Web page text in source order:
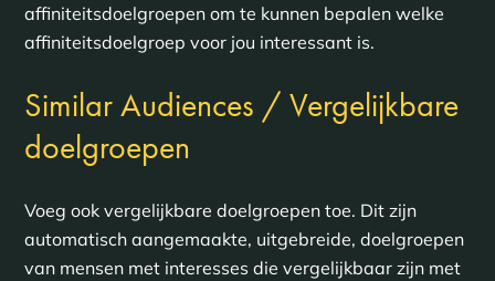
affiniteitsdoelgroepen om te kunnen bepalen welke
affiniteitsdoelgroep voor jou interessant is.
Similar Audiences / Vergelijkbare
doelgroepen
Voeg ook vergelijkbare doelgroepen toe. Dit zijn
automatisch aangemaakte, uitgebreide, doelgroepen
van mensen met interesses die vergelijkbaar zijn met